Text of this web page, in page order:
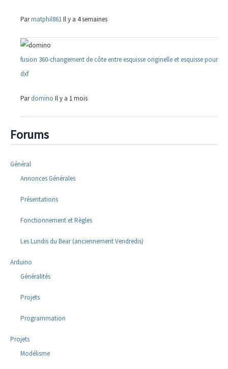
Parmatphil861Il y a 4 semaines
fusion 360-changement de côte entre esquisse originelle et esquisse pour
dxf
Pardomino Il y a 1 mois
Forums
Général
Annonces Générales
Présentations
Fonctionnement et Règles
Les Lundis du Bear (anciennement Vendredis)
Arduino
Généralités
Projets
Programmation
Projets
Modélisme